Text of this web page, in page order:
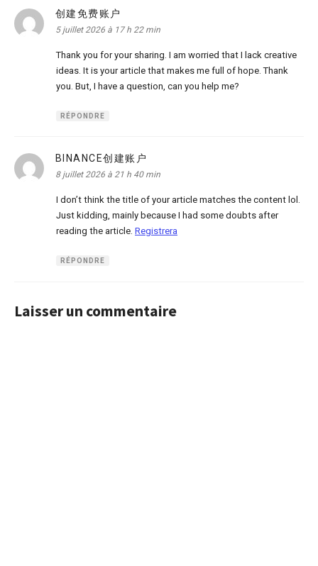
创建免费账户
5 juillet 2026 à 17 h 22 min
Thank you for your sharing. I am worried that I lack creative
ideas. It is your article that makes me full of hope. Thank
you. But, I have a question, can you help me?
RÉPONDRE
BINANCE创建账户
8 juillet 2026 à 21 h 40 min
I don’t think the title of your article matches the content lol.
Just kidding, mainly because I had some doubts after
reading the article. Registrera
RÉPONDRE
Laisser un commentaire